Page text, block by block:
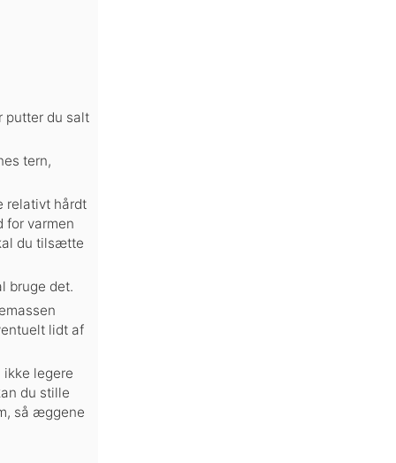
putter du salt
tern,
relativt hårdt
for varmen
du tilsætte
bruge det.
lidt af
legere
du stille
så æggene